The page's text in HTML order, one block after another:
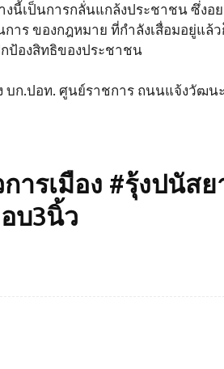
งนี้เป็นการกลั่นแกล้งประชาชน ซึ่ง
าร ของกฎหมาย ที่กำลังเสื่อมอยู่แล้
ป้องสิทธิของประชาชน
บก.ปอท. ศูนย์ราชการ ถนนแจ้งวัฒน
ารเมือง #รุ้งปนัส
บ3นิ้ว